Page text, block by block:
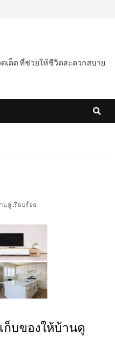
เด็ด ที่ช่วยให้ชีวิตสะดวกสบาย
ก็บของให้บ้านดู